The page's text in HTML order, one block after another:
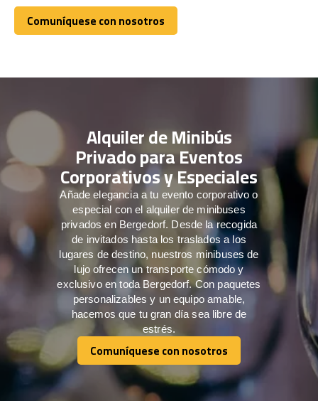
Comuníquese con nosotros
Comuníquese con nosotros
Alquiler de Minibús
Privado para Eventos
Corporativos y Especiales
Añade elegancia a tu evento corporativo o
especial con el alquiler de minibuses
privados en Bergedorf. Desde la recogida
de invitados hasta los traslados a los
lugares de destino, nuestros minibuses de
lujo ofrecen un transporte cómodo y
exclusivo en toda Bergedorf. Con paquetes
personalizables y un equipo amable,
hacemos que tu gran día sea libre de
estrés.
Comuníquese con nosotros
Comuníquese con nosotros